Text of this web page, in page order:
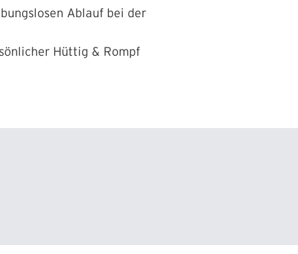
Ablauf bei der
Hüttig & Rompf